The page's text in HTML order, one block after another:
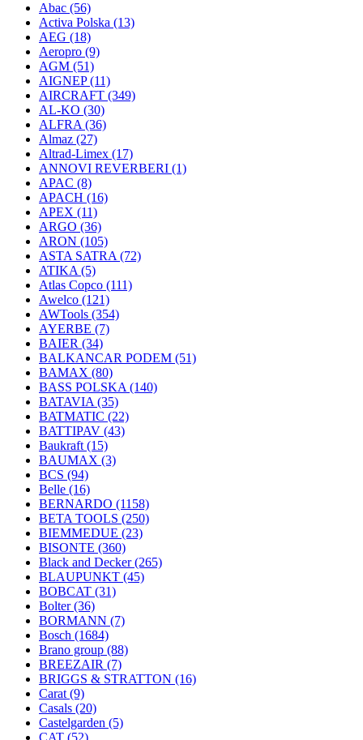
Abac (56)
Activa Polska (13)
AEG (18)
Aeropro (9)
AGM (51)
AIGNEP(11)
AIRCRAFT (349)
AL-KO (30)
ALFRA (36)
Almaz (27)
Altrad-Limex (17)
ANNOVI REVERBERI (1)
APAC (8)
APACH (16)
APEX (11)
ARGO (36)
ARON (105)
ASTA SATRA (72)
ATIKA (5)
Atlas Copco (111)
Awelco (121)
AWTools (354)
AYERBE (7)
BAIER (34)
BALKANCAR PODEM (51)
BAMAX (80)
BASS POLSKA (140)
BATAVIA (35)
BATMATIC (22)
BATTIPAV (43)
Baukraft (15)
BAUMAX (3)
BCS (94)
Belle (16)
BERNARDO (1158)
BETA TOOLS (250)
BIEMMEDUE (23)
BISONTE (360)
Black and Decker(265)
BLAUPUNKT (45)
BOBCAT (31)
Bolter(36)
BORMANN (7)
Bosch (1684)
Brano group (88)
BREEZAIR (7)
BRIGGS & STRATTON (16)
Carat (9)
Casals (20)
Castelgarden (5)
CAT (52)